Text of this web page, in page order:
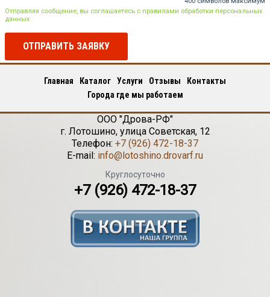
Отправляя сообщение, вы соглашаетесь с правилами обработки персональных
данных
ОТПРАВИТЬ ЗАЯВКУ
Главная Каталог Услуги Отзывы
Контакты
Города где мы работаем
ООО "Дрова-РФ"
г. Лотошино, улица Советская, 12
Телефон: +7 (926) 472-18-37
E-mail: info@lotoshino.drovarf.ru
Круглосуточно
+7 (926) 472-18-37